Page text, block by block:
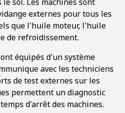
externes pour tous les
que l'huile moteur, l'huile
de refroidissement.
équipés d'un système
avec les techniciens
de test externes sur les
permettent un diagnostic
d'arrêt des machines.